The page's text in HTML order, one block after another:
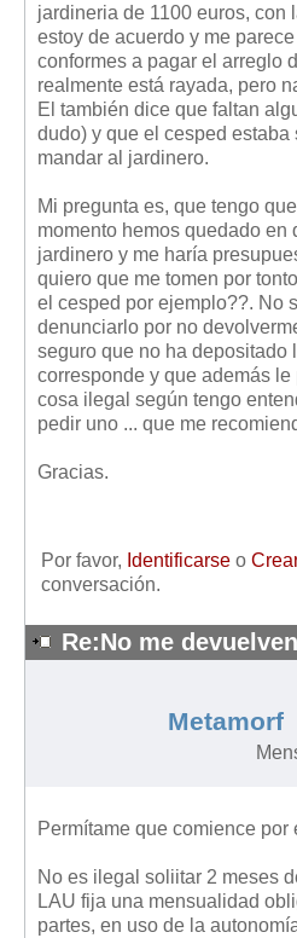
Usuario
Entrar / Salir
Mis boletines
jardineria de 1100 euros, con
estoy de acuerdo y me
conformes a pagar el arreglo
realmente está rayada, pero
El también dice que faltan
dudo) y que el cesped
mandar al jardinero.
Mi pregunta es, que tengo
momento hemos quedado en
jardinero y me haría
quiero que me tomen por
el cesped por ejemplo??. No
denunciarlo por no
seguro que no ha depositado
corresponde y que además
cosa ilegal según tengo
pedir uno ... que me
Gracias.
Por favor, Identificarse o
conversación.
Re:No me
Metamorf
Permítame que comience por
No es ilegal soliitar 2 meses
LAU fija una mensualidad
partes, en uso de la